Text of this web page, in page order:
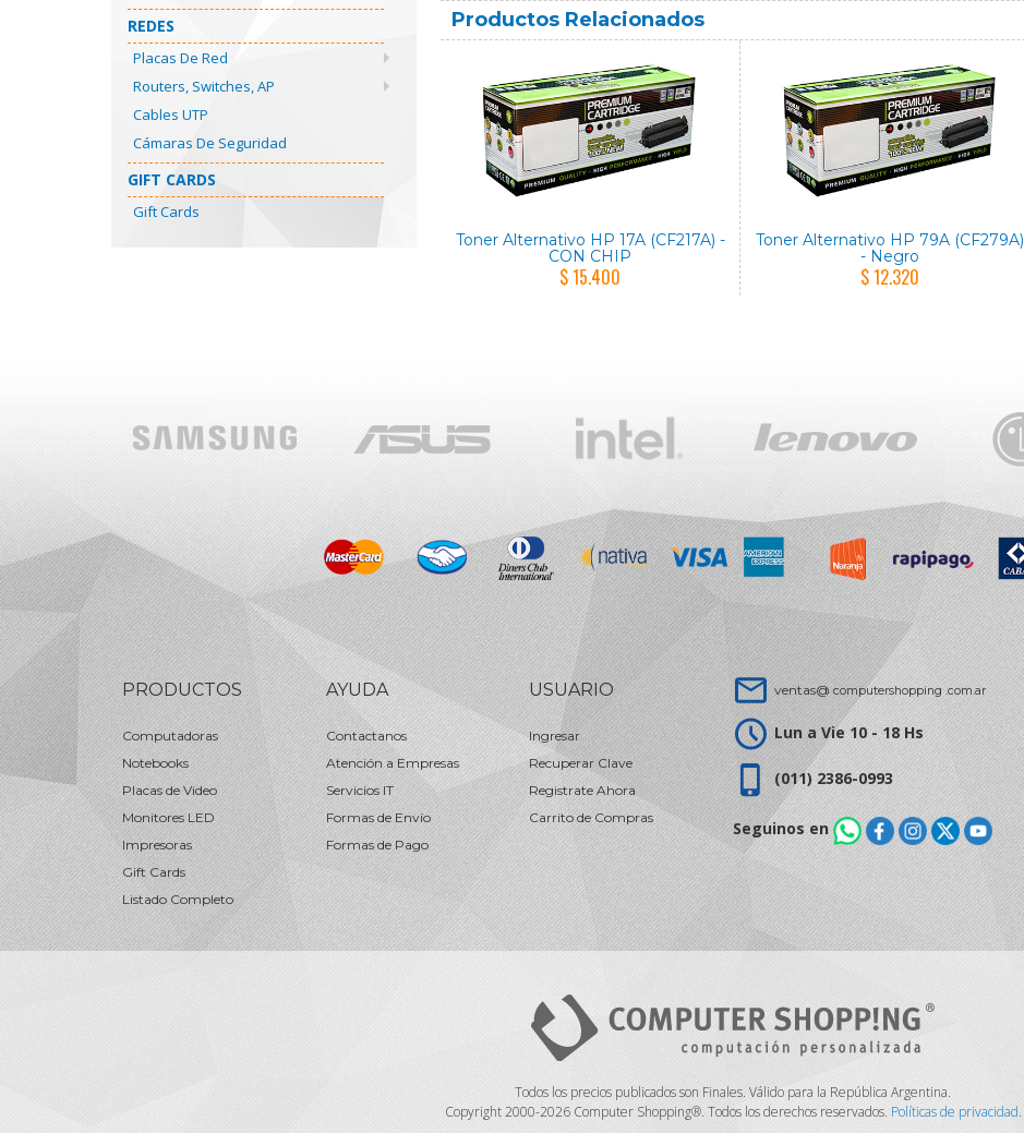
REDES
Placas De Red
Routers, Switches, AP
Cables UTP
Cámaras De Seguridad
GIFT CARDS
Gift Cards
Productos Relacionados
Toner Alternativo HP 17A (CF217A) -
CON CHIP
$ 15.400
Toner Alternativo HP 79A (CF279A)
- Negro
$ 12.320
PRODUCTOS
Computadoras
Notebooks
Placas de Video
Monitores LED
Impresoras
Gift Cards
Listado Completo
AYUDA
Contactanos
Atención a Empresas
Servicios IT
Formas de Envío
Formas de Pago
USUARIO
Ingresar
Recuperar Clave
Registrate Ahora
Carrito de Compras
ventas@ computershopping .com.ar
Lun a Vie 10 - 18 Hs
(011) 2386-0993
Seguinos en
Todos los precios publicados son Finales. Válido para la República Argentina.
Copyright 2000-2026 Computer Shopping®. Todos los derechos reservados. Políticas de privacidad.